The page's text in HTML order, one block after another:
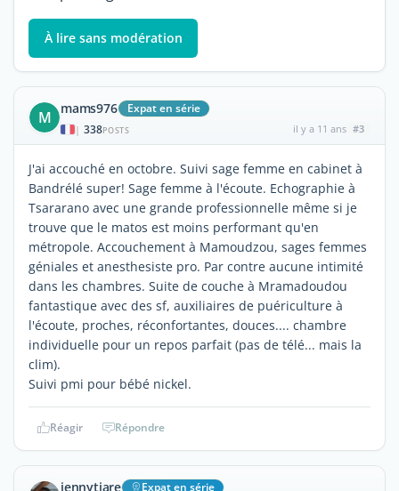
À lire sans modération
M mams976 Expat en série
| 338POSTS il y a 11 ans #3
J'ai accouché en octobre. Suivi sage femme en cabinet à
Bandrélé super! Sage femme à l'écoute. Echographie à
Tsararano avec une grande professionnelle même si je
trouve que le matos est moins performant qu'en
métropole. Accouchement à Mamoudzou, sages femmes
géniales et anesthesiste pro. Par contre aucune intimité
dans les chambres. Suite de couche à Mramadoudou
fantastique avec des sf, auxiliaires de puériculture à
l'écoute, proches, réconfortantes, douces.... chambre
individuelle pour un repos parfait (pas de télé... mais la
clim).
Suivi pmi pour bébé nickel.
Réagir Répondre
jennytiare Expat en série